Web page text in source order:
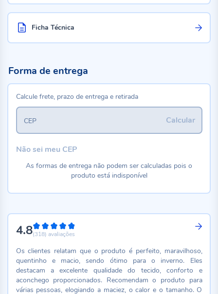
Ficha Técnica
4.896%
(318) avaliações
Os clientes relatam que o produto é perfeito, maravilhoso,
quentinho e macio, sendo ótimo para o inverno. Eles
destacam a excelente qualidade do tecido, conforto e
aconchego proporcionados. Recomendam o produto para
várias pessoas, elogiando a maciez, o calor e o tamanho. O
Forma de entrega
Calcule frete, prazo de entrega e retirada
Calcular
CEP
Não sei meu CEP
As formas de entrega não podem ser calculadas pois o
produto está indisponível